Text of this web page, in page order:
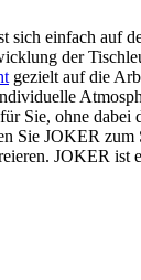
sich einfach auf
der
gezielt auf die
Sie, ohne dabei
Sie JOKER
JOKER ist